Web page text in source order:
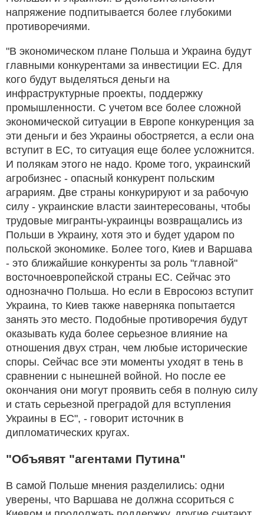
напряжение подпитывается более глубокими
противоречиями.
"В экономическом плане Польша и Украина будут
главными конкурентами за инвестиции ЕС. Для
кого будут выделяться деньги на
инфраструктурные проекты, поддержку
промышленности. С учетом все более сложной
экономической ситуации в Европе конкуренция за
эти деньги и без Украины обостряется, а если она
вступит в ЕС, то ситуация еще более усложнится.
И полякам этого не надо. Кроме того, украинский
агробизнес - опасный конкурент польским
аграриям. Две страны конкурируют и за рабочую
силу - украинские власти заинтересованы, чтобы
трудовые мигранты-украинцы возвращались из
Польши в Украину, хотя это и будет ударом по
польской экономике. Более того, Киев и Варшава
- это ближайшие конкуренты за роль "главной"
восточноевропейской страны ЕС. Сейчас это
однозначно Польша. Но если в Евросоюз вступит
Украина, то Киев также наверняка попытается
занять это место. Подобные противоречия будут
оказывать куда более серьезное влияние на
отношения двух стран, чем любые исторические
споры. Сейчас все эти моменты уходят в тень в
сравнении с нынешней войной. Но после ее
окончания они могут проявить себя в полную силу
и стать серьезной преградой для вступления
Украины в ЕС", - говорит источник в
дипломатических кругах.
"Объявят "агентами Путина"
В самой Польше мнения разделились: одни
уверены, что Варшава не должна ссориться с